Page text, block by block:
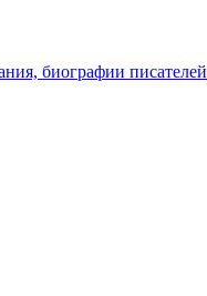
биографии писателей